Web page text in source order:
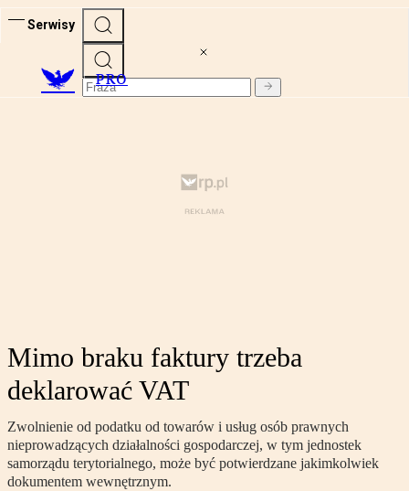
Serwisy
PRO
Mimo braku faktury trzeba
deklarować VAT
Zwolnienie od podatku od towarów i usług osób prawnych
nieprowadzących działalności gospodarczej, w tym jednostek
samorządu terytorialnego, może być potwierdzane jakimkolwiek
dokumentem wewnętrznym.